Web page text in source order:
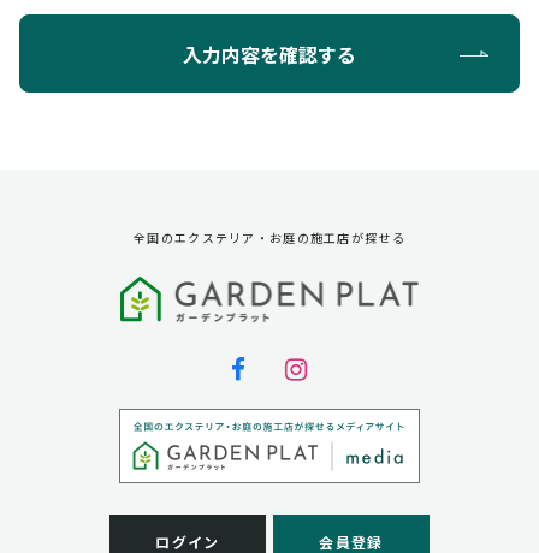
ように定め、保護に努めております。
第三者への提供
弊社は法律で定められている場合を除いて、お客様の個
個人情報の取扱い業務の委託
弊社は事業運営上、お客様により良いサービスを提供す
るために業務の一部を外部に委託しており、業務委託先
客様には、貴殿の個人情報の利用目的の通知、開示、訂
入力内容を確認する
全国のエクステリア・お庭の施工店が探せる
ログイン 会員登録